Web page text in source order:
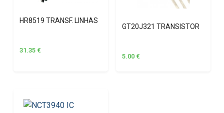
HR8519 TRANSF. LINHAS
31.35 €
GT20J321 TRANSISTOR
5.00 €